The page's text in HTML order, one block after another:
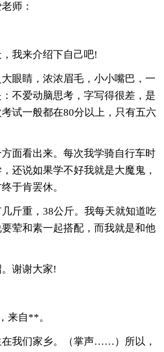
师：
我来介绍下自己吧!
眼睛，浓浓眉毛，小小嘴巴，一
不爱动脑思考，字写得很差，是
试一般都在80分以上，只有五六
面看出来。每次我学骑自行车时
还说如果学不好我就是大魔鬼，
于肯罢休。
斤重，38公斤。我每天就知道吃
荤和素一起搭配，而我就是和他
谢谢大家!
来自**。
我们家乡。（掌声……）所以，